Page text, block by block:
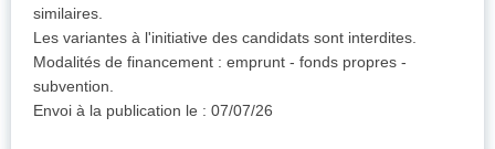
similaires.
Les variantes à l'initiative des candidats sont interdites.
Modalités de financement : emprunt - fonds propres -
subvention.
Envoi à la publication le : 07/07/26